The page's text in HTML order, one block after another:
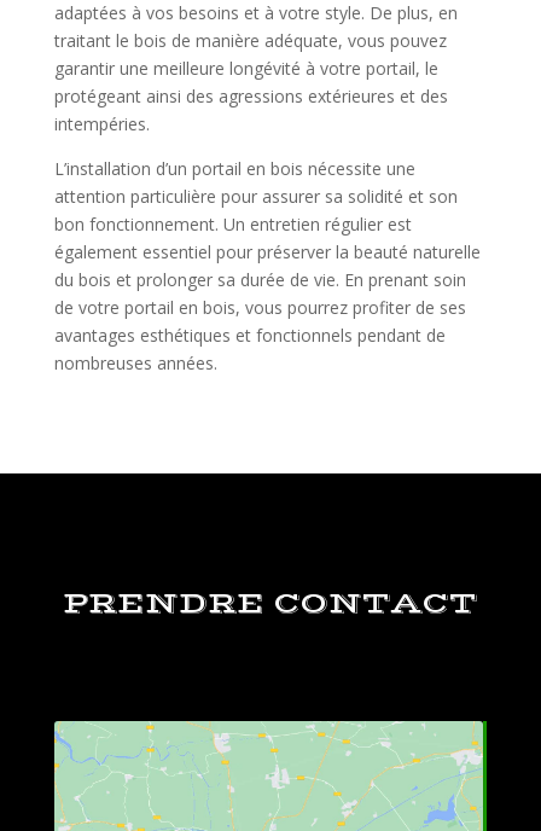
adaptées à vos besoins et à votre style. De plus, en
traitant le bois de manière adéquate, vous pouvez
garantir une meilleure longévité à votre portail, le
protégeant ainsi des agressions extérieures et des
intempéries.
L’installation d’un portail en bois nécessite une
attention particulière pour assurer sa solidité et son
bon fonctionnement. Un entretien régulier est
également essentiel pour préserver la beauté naturelle
du bois et prolonger sa durée de vie. En prenant soin
de votre portail en bois, vous pourrez profiter de ses
avantages esthétiques et fonctionnels pendant de
nombreuses années.
PRENDRE CONTACT